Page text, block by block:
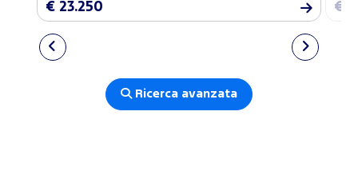
€ 23.250 €
Ricerca avanzata